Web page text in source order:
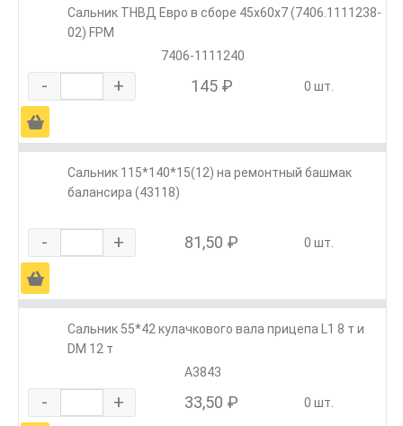
Сальник ТНВД Евро в сборе 45х60х7 (7406.1111238-
02) FPM
7406-1111240
- + 145 ₽ 0 шт.
Ä
Сальник 115*140*15(12) на ремонтный башмак
балансира (43118)
- + 81,50 ₽ 0 шт.
Ä
Сальник 55*42 кулачкового вала прицепа L1 8 т и
DM 12 т
А3843
- + 33,50 ₽ 0 шт.